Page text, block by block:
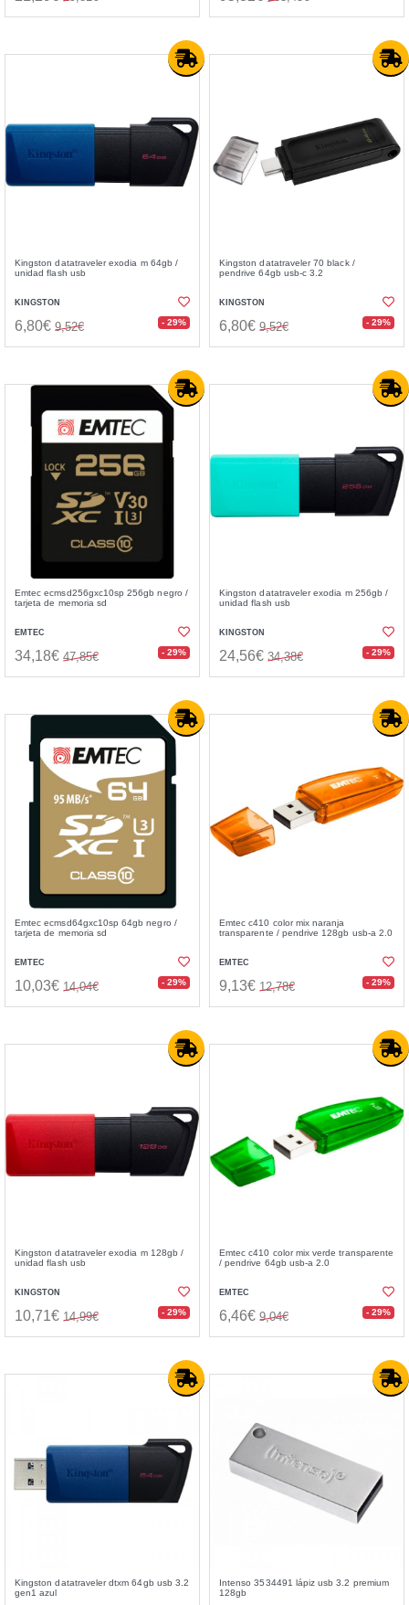
Kingston datatraveler exodia m 64gb /
unidad flash usb
KINGSTON
6,80€ 9,52€ - 29%
Kingston datatraveler 70 black /
pendrive 64gb usb-c 3.2
KINGSTON
6,80€ 9,52€ - 29%
Emtec ecmsd256gxc10sp 256gb negro /
tarjeta de memoria sd
EMTEC
34,18€ 47,85€ - 29%
Kingston datatraveler exodia m 256gb /
unidad flash usb
KINGSTON
24,56€ 34,38€ - 29%
Emtec ecmsd64gxc10sp 64gb negro /
tarjeta de memoria sd
EMTEC
10,03€ 14,04€ - 29%
Emtec c410 color mix naranja
transparente / pendrive 128gb usb-a 2.0
EMTEC
9,13€ 12,78€ - 29%
Kingston datatraveler exodia m 128gb /
unidad flash usb
KINGSTON
10,71€ 14,99€ - 29%
Emtec c410 color mix verde transparente
/ pendrive 64gb usb-a 2.0
EMTEC
6,46€ 9,04€ - 29%
Kingston datatraveler dtxm 64gb usb 3.2
gen1 azul
Intenso 3534491 lápiz usb 3.2 premium
128gb